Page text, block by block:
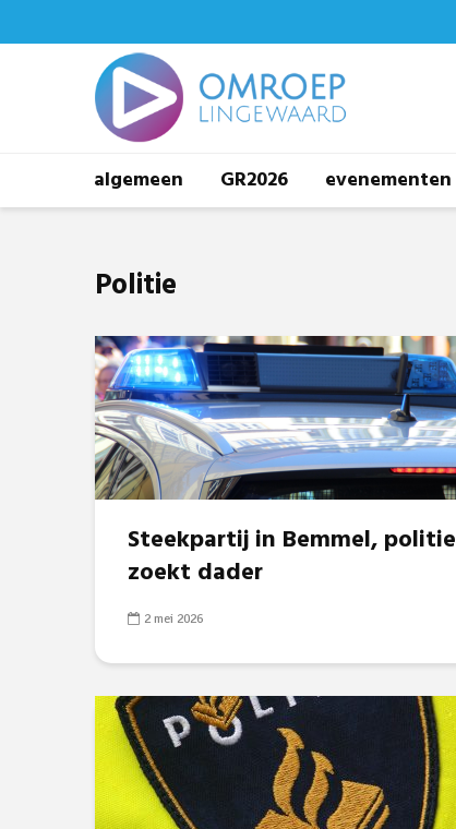
algemeen GR2026 evenementen
Politie
Steekpartij in Bemmel, politie
zoekt dader
2 mei 2026